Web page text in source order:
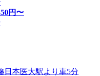
円〜
本医大駅より車5分